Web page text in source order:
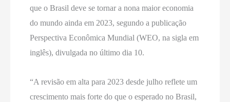
que o Brasil deve se tornar a nona maior economia
do mundo ainda em 2023, segundo a publicação
Perspectiva Econômica Mundial (WEO, na sigla em
inglês), divulgada no último dia 10.
“A revisão em alta para 2023 desde julho reflete um
crescimento mais forte do que o esperado no Brasil,